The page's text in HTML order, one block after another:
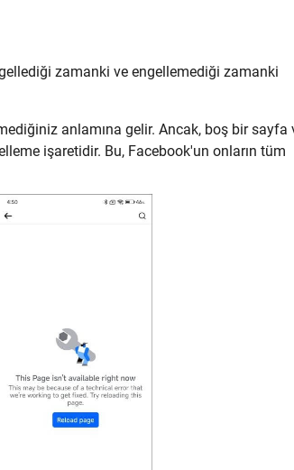
zamanki ve engellemediği zamanki
anlamına gelir. Ancak, boş bir sayfa
işaretidir. Bu, Facebook'un onların tüm